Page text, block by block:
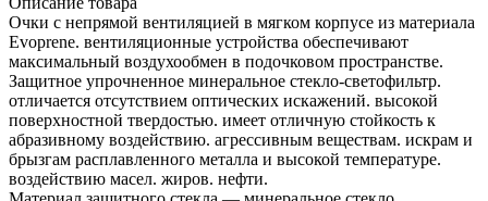
Очки с непрямой вентиляцией в мягком корпусе из материала
Evoprene. вентиляционные устройства обеспечивают
максимальный воздухообмен в подочковом пространстве.
Защитное упрочненное минеральное стекло-светофильтр.
отличается отсутствием оптических искажений. высокой
поверхностной твердостью. имеет отличную стойкость к
абразивному воздействию. агрессивным веществам. искрам и
брызгам расплавленного металла и высокой температуре.
воздействию масел. жиров. нефти.